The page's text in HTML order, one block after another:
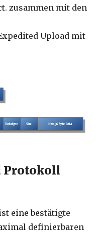
zusammen mit den
Upload mit
Protokoll
eine bestätigte
definierbaren